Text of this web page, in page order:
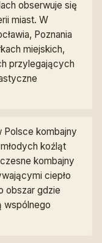
obserwuje się
miast. W
Poznania
miejskich,
przylegających
Polsce kombajny
koźląt
kombajny
ciepło
obszar gdzie
wspólnego